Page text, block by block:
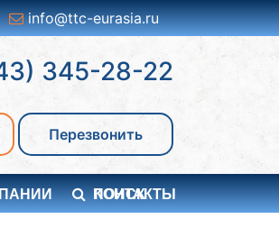
info@ttc-eurasia.ru
345-28-22
Перезвонить
КОНТАКТЫ
ПОИСК